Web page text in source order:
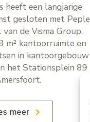
heeft een langjarige
gesloten met Peple
van de Visma Group,
m² kantoorruimte en
in kantoorgebouw
het Stationsplein 89
meer